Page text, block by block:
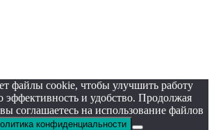
файлы cookie, чтобы улучшить работу
эффективность и удобство. Продолжая
соглашаетесь на использование файлов
конфиденциальности